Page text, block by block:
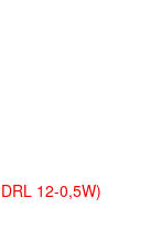
12-0,5W)